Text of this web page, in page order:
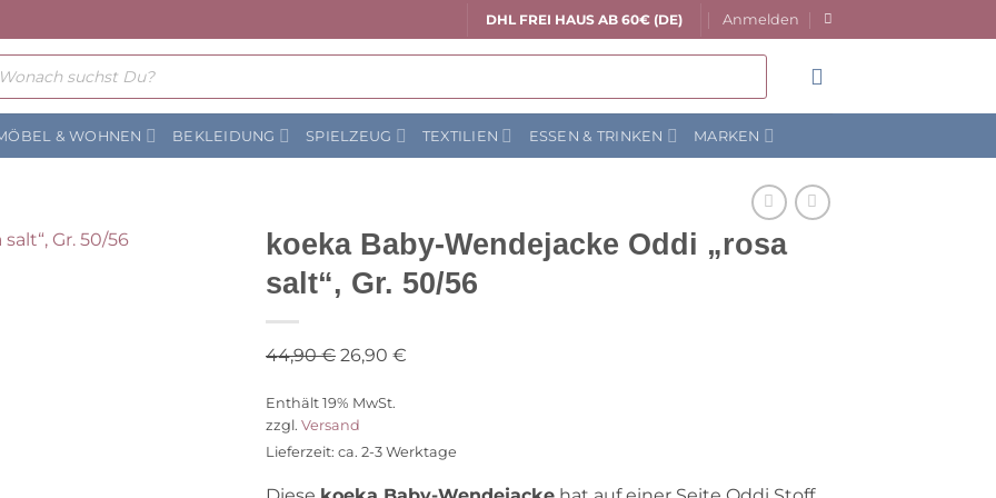
DHL FREI HAUS AB 60€ (DE) Anmelden
& WOHNEN BEKLEIDUNG SPIELZEUG TEXTILIEN ESSEN & TRINKEN MARKEN
koeka Baby-Wendejacke Oddi „rosa
salt“, Gr. 50/56
44,90€ Ursprünglicher
war:
44,90 €
26,90 €
Enthält 19% MwSt.
zzgl. Versand
Lieferzeit: ca. 2-3 Werktage